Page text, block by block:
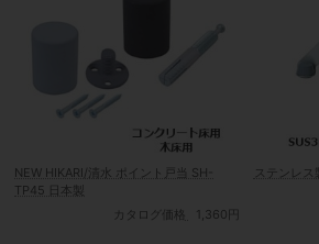
NEW HIKARI/清水 ポイント戸当 SH-
TP45 日本製
カタログ価格
1,360円
ステンレス